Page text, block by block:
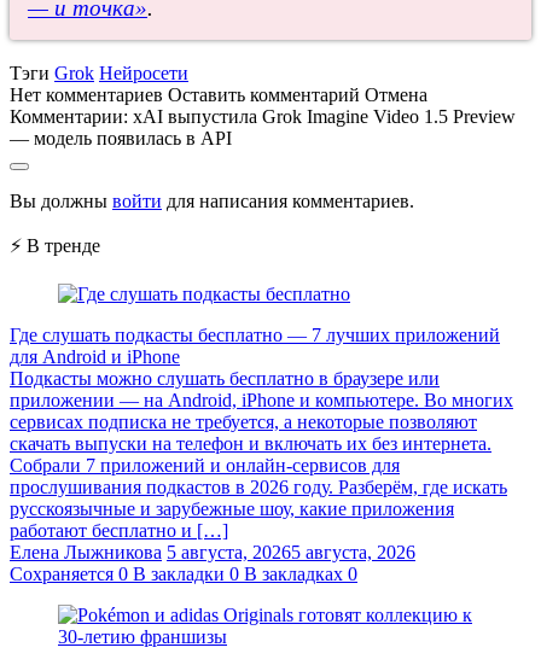
— и точка».
Тэги Grok Нейросети
Нет комментариев Оставить комментарий Отмена
Комментарии: xAI выпустила Grok Imagine Video 1.5 Preview
— модель появилась в API
Вы должны войти для написания комментариев.
⚡ В тренде
Где слушать подкасты бесплатно — 7 лучших приложений
для Android и iPhone
Подкасты можно слушать бесплатно в браузере или
приложении — на Android, iPhone и компьютере. Во многих
сервисах подписка не требуется, а некоторые позволяют
скачать выпуски на телефон и включать их без интернета.
Собрали 7 приложений и онлайн-сервисов для
прослушивания подкастов в 2026 году. Разберём, где искать
русскоязычные и зарубежные шоу, какие приложения
работают бесплатно и […]
Елена Лыжникова 5 августа, 20265 августа, 2026
Сохраняется 0 В закладки 0 В закладках 0